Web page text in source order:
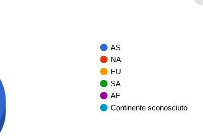
AS
NA
EU
SA
AF
Continente sconosciuto